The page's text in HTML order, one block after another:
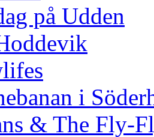
på Udden
i
& The Fly-